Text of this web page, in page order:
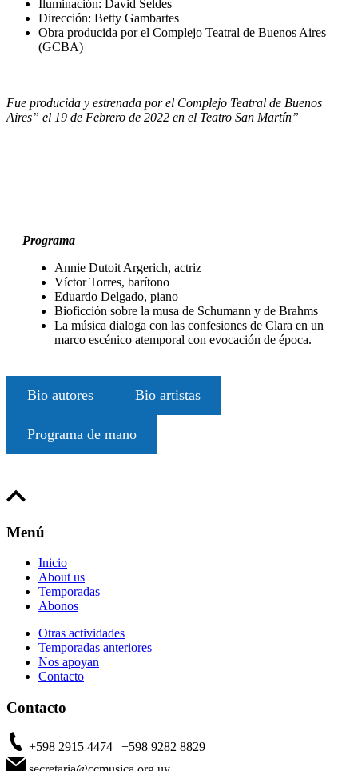
Iluminación: David Seldes
Dirección: Betty Gambartes
Obra producida por el Complejo Teatral de Buenos Aires
(GCBA)
Fue producida y estrenada por el Complejo Teatral de Buenos
Aires” el 19 de Febrero de 2022 en el Teatro San Martín”
Programa
Annie Dutoit Argerich, actriz
Víctor Torres, barítono
Eduardo Delgado, piano
Bioficción sobre la musa de Schumann y de Brahms
La música dialoga con las confesiones de Clara en un
marco escénico atemporal con evocación de época.
Bio autores Bio artistas
Programa de mano
Menú
Inicio
About us
Temporadas
Abonos
Otras actividades
Temporadas anteriores
Nos apoyan
Contacto
Contacto
+598 2915 4474 | +598 9282 8829